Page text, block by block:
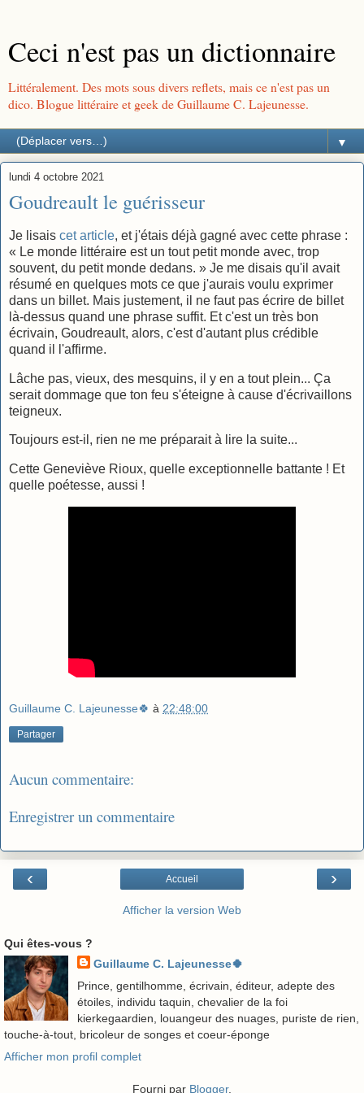
Ceci n'est pas un dictionnaire
Littéralement. Des mots sous divers reflets, mais ce n'est pas un
dico. Blogue littéraire et geek de Guillaume C. Lajeunesse.
▼
lundi 4 octobre 2021
Goudreault le guérisseur
Je lisais cet article, et j'étais déjà gagné avec cette phrase :
« Le monde littéraire est un tout petit monde avec, trop
souvent, du petit monde dedans. » Je me disais qu'il avait
résumé en quelques mots ce que j'aurais voulu exprimer
dans un billet. Mais justement, il ne faut pas écrire de billet
là-dessus quand une phrase suffit. Et c'est un très bon
écrivain, Goudreault, alors, c'est d'autant plus crédible
quand il l'affirme.
Lâche pas, vieux, des mesquins, il y en a tout plein... Ça
serait dommage que ton feu s'éteigne à cause d'écrivaillons
teigneux.
Toujours est-il, rien ne me préparait à lire la suite...
Cette Geneviève Rioux, quelle exceptionnelle battante ! Et
quelle poétesse, aussi !
Guillaume C. Lajeunesse🍀 à 22:48:00
Partager
Aucun commentaire:
Enregistrer un commentaire
‹ ›
Accueil
Afficher la version Web
Qui êtes-vous ?
Guillaume C. Lajeunesse🍀
Prince, gentilhomme, écrivain, éditeur, adepte des
étoiles, individu taquin, chevalier de la foi
kierkegaardien, louangeur des nuages, puriste de rien,
touche-à-tout, bricoleur de songes et coeur-éponge
Afficher mon profil complet
Fourni par Blogger.